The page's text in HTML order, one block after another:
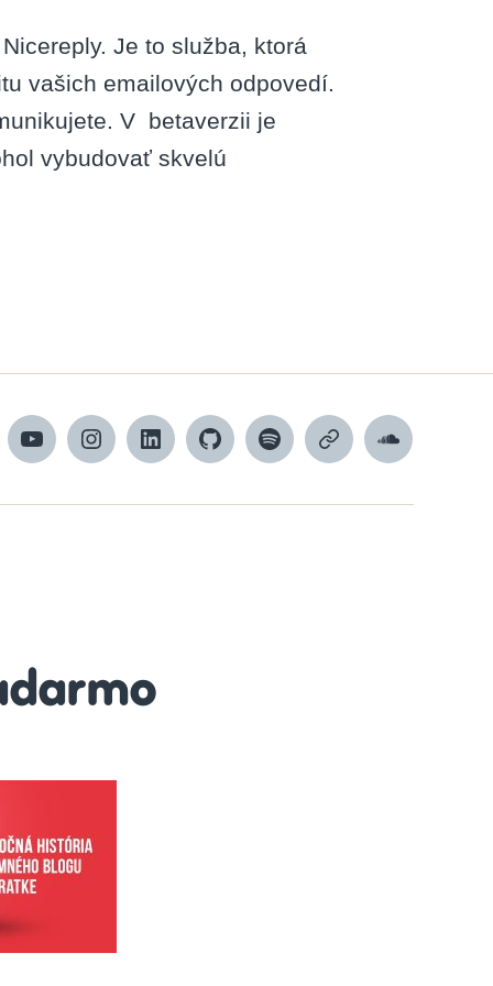
Je to služba, ktorá
vašich emailových odpovedí.
V betaverzii je
vybudovať skvelú
YouTubeInstagramLinkedInGitHubSpotifyApple
SoundCloud